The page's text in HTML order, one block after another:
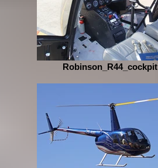
Robinson_R44_cockpit